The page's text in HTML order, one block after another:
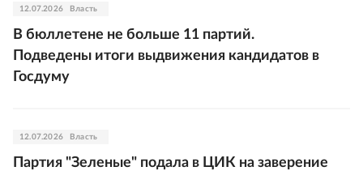
12.07.2026 Власть
В бюллетене не больше 11 партий.
Подведены итоги выдвижения кандидатов в
Госдуму
12.07.2026 Власть
Партия "Зеленые" подала в ЦИК на заверение